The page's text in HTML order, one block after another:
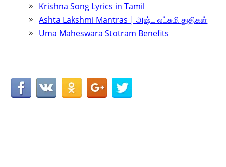
Krishna Song Lyrics in Tamil
Ashta Lakshmi Mantras | அஷ்ட லட்சுமி துதிகள்
Uma Maheswara Stotram Benefits